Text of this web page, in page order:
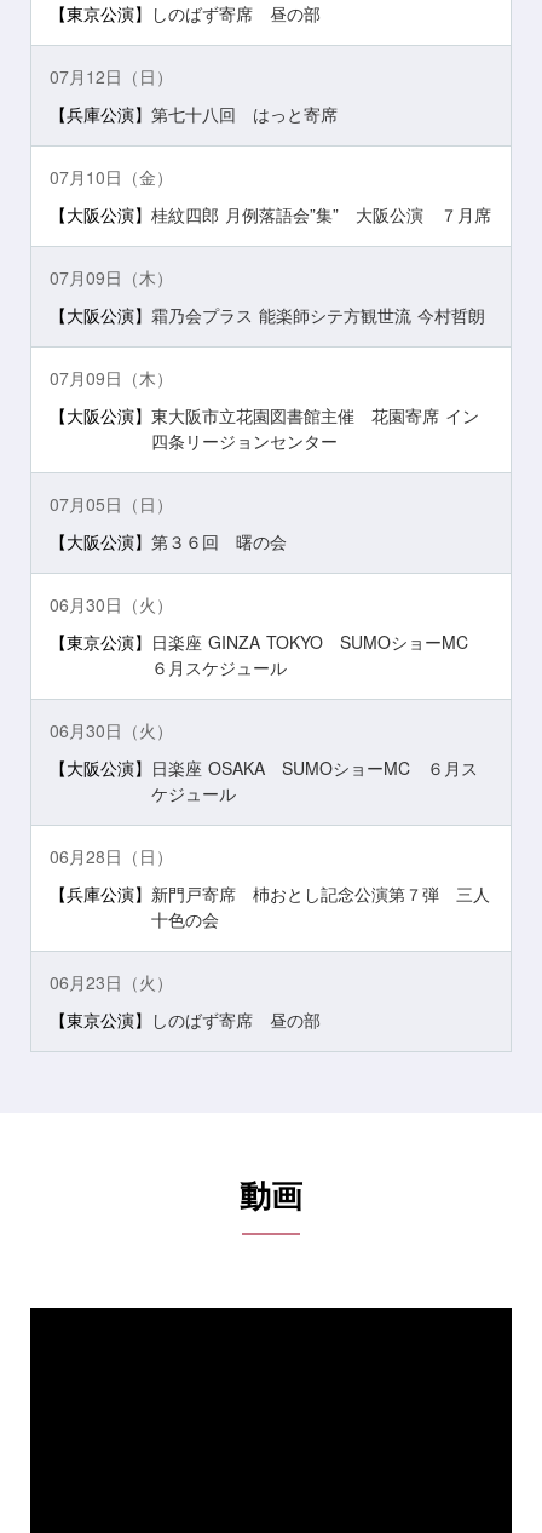
【東京公演】 しのばず寄席 昼の部
07月12日（日）
【兵庫公演】 第七十八回 はっと寄席
07月10日（金）
【大阪公演】 桂紋四郎 月例落語会”集” 大阪公演 ７月席
07月09日（木）
【大阪公演】 霜乃会プラス 能楽師シテ方観世流 今村哲朗
07月09日（木）
【大阪公演】 東大阪市立花園図書館主催 花園寄席 イン
四条リージョンセンター
07月05日（日）
【大阪公演】 第３６回 曙の会
06月30日（火）
【東京公演】 日楽座 GINZA TOKYO SUMOショーMC
６月スケジュール
06月30日（火）
【大阪公演】 日楽座 OSAKA SUMOショーMC ６月ス
ケジュール
06月28日（日）
【兵庫公演】 新門戸寄席 杮おとし記念公演第７弾 三人
十色の会
06月23日（火）
【東京公演】 しのばず寄席 昼の部
動画